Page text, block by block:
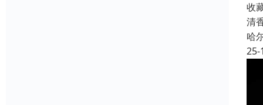
收
清
哈
25-